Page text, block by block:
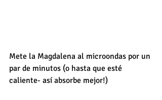
Mete la Magdalena al microondas por un
par de minutos (o hasta que esté
caliente- así absorbe mejor!)